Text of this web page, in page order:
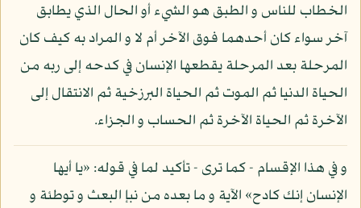
الخطاب للناس و الطبق هو الشيء أو الحال الذي يطابق
آخر سواء كان أحدهما فوق الآخر أم لا و المراد به كيف كان
المرحلة بعد المرحلة يقطعها الإنسان في كدحه إلى ربه من
الحياة الدنيا ثم الموت ثم الحياة البرزخية ثم الانتقال إلى
الآخرة ثم الحياة الآخرة ثم الحساب و الجزاء.
و في هذا الإقسام - كما ترى - تأكيد لما في قوله: «يا أيها
الإنسان إنك كادح» الآية و ما بعده من نبإ البعث و توطئة و